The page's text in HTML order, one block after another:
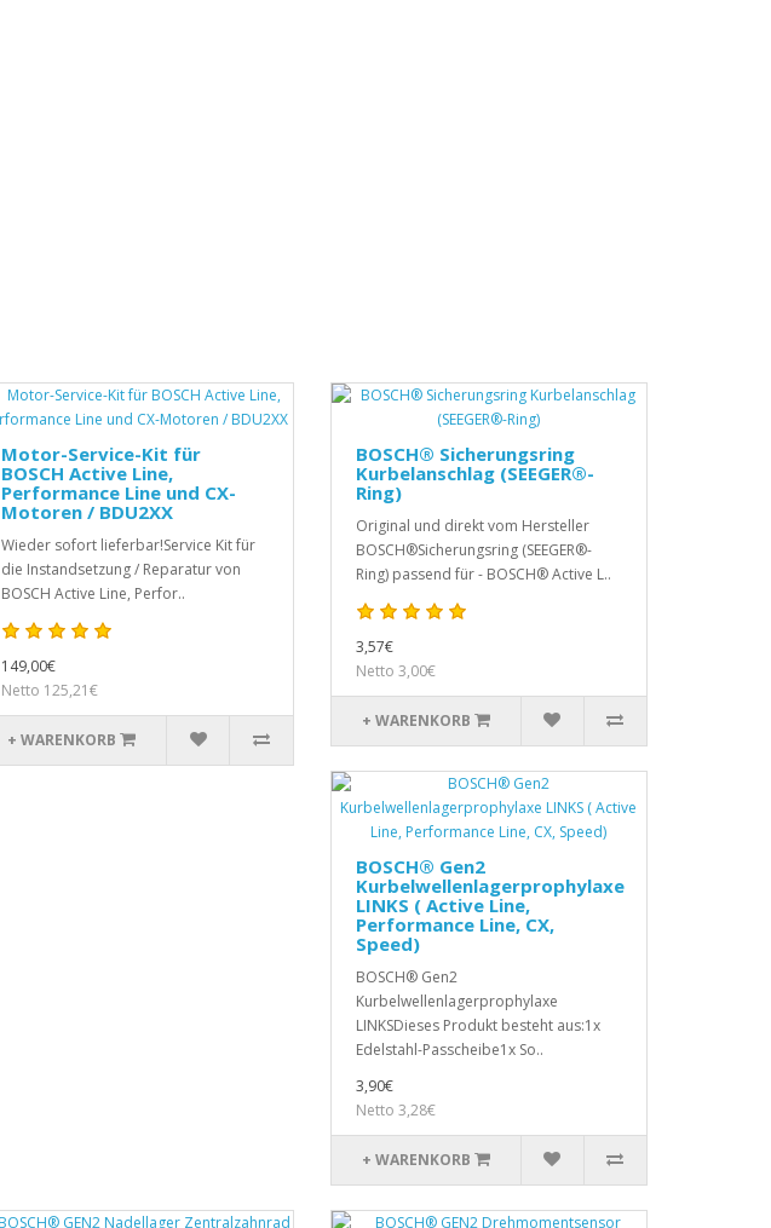
Motor-Service-Kit für
BOSCH Active Line,
Performance Line und CX-
Motoren / BDU2XX
Wieder sofort lieferbar!Service Kit für
die Instandsetzung / Reparatur von
BOSCH Active Line, Perfor..
149,00€
Netto 125,21€
+ WARENKORB
BOSCH® Sicherungsring
Kurbelanschlag (SEEGER®-
Ring)
Original und direkt vom Hersteller
BOSCH®Sicherungsring (SEEGER®-
Ring) passend für - BOSCH® Active L..
3,57€
Netto 3,00€
+ WARENKORB
BOSCH® Gen2
Kurbelwellenlagerprophylaxe
LINKS ( Active Line,
Performance Line, CX,
Speed)
BOSCH® Gen2
Kurbelwellenlagerprophylaxe
LINKSDieses Produkt besteht aus:1x
Edelstahl-Passcheibe1x So..
3,90€
Netto 3,28€
+ WARENKORB